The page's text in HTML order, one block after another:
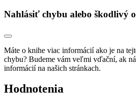
Nahlásiť chybu alebo škodlivý
Máte o knihe viac informácií ako je na
chybu? Budeme vám veľmi vďační, ak
informácií na našich stránkach.
Hodnotenia